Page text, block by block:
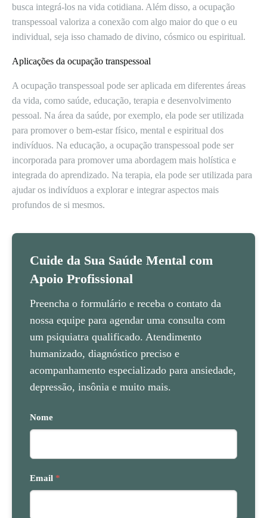
busca integrá-los na vida cotidiana. Além disso, a ocupação
transpessoal valoriza a conexão com algo maior do que o eu
individual, seja isso chamado de divino, cósmico ou espiritual.
Aplicações da ocupação transpessoal
A ocupação transpessoal pode ser aplicada em diferentes áreas
da vida, como saúde, educação, terapia e desenvolvimento
pessoal. Na área da saúde, por exemplo, ela pode ser utilizada
para promover o bem-estar físico, mental e espiritual dos
indivíduos. Na educação, a ocupação transpessoal pode ser
incorporada para promover uma abordagem mais holística e
integrada do aprendizado. Na terapia, ela pode ser utilizada para
ajudar os indivíduos a explorar e integrar aspectos mais
profundos de si mesmos.
Cuide da Sua Saúde Mental com
Apoio Profissional
Preencha o formulário e receba o contato da
nossa equipe para agendar uma consulta com
um psiquiatra qualificado. Atendimento
humanizado, diagnóstico preciso e
acompanhamento especializado para ansiedade,
depressão, insônia e muito mais.
Nome
Email *